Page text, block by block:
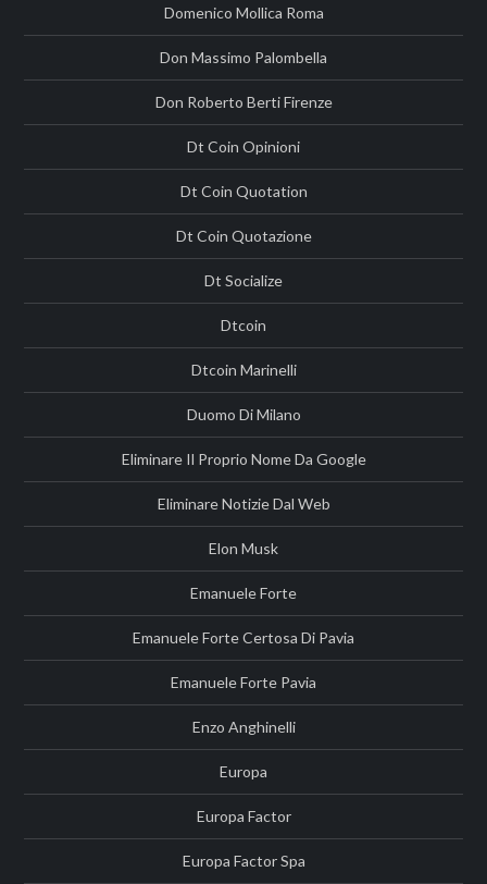
Domenico Mollica Roma
Don Massimo Palombella
Don Roberto Berti Firenze
Dt Coin Opinioni
Dt Coin Quotation
Dt Coin Quotazione
Dt Socialize
Dtcoin
Dtcoin Marinelli
Duomo Di Milano
Eliminare Il Proprio Nome Da Google
Eliminare Notizie Dal Web
Elon Musk
Emanuele Forte
Emanuele Forte Certosa Di Pavia
Emanuele Forte Pavia
Enzo Anghinelli
Europa
Europa Factor
Europa Factor Spa